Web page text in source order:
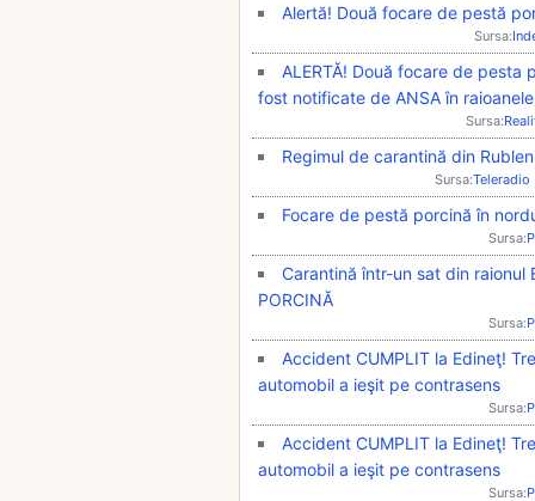
Alertă! Două focare de pestă
Sursa:
ALERTĂ! Două focare de pesta
fost notificate de ANSA în
Sursa:
Regimul de carantină din
Sursa:
Focare de pestă porcină în
Sursa:
Carantină într-un sat din raionul
PORCINĂ
Sursa:
Accident CUMPLIT la Edineţ!
automobil a ieşit pe contrasens
Sursa:
Accident CUMPLIT la Edineţ!
automobil a ieşit pe contrasens
Sursa: